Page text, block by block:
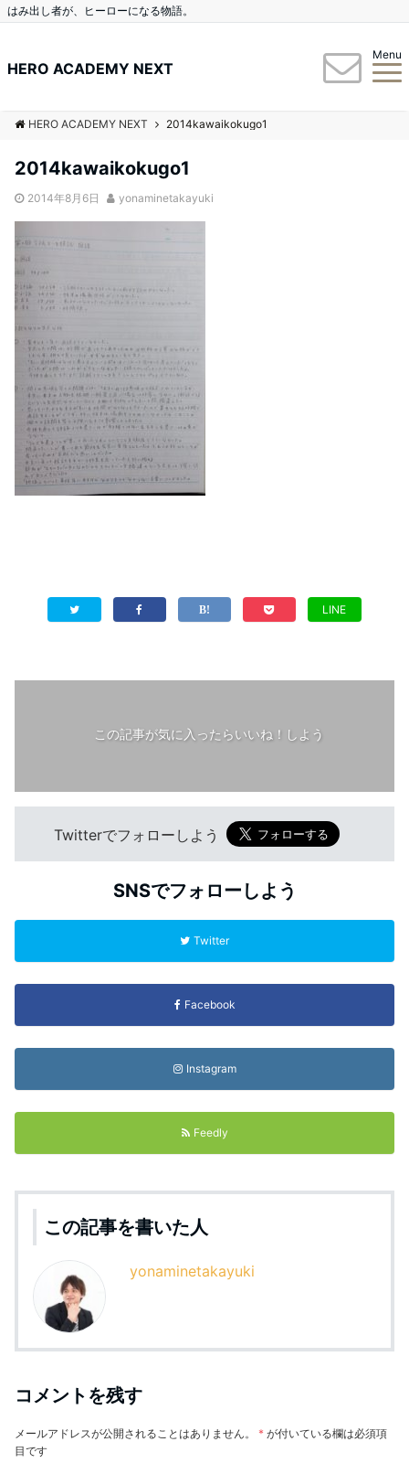
はみ出し者が、ヒーローになる物語。
HERO ACADEMY NEXT
Menu
HERO ACADEMY NEXT 2014kawaikokugo1
2014kawaikokugo1
2014年8月6日 yonaminetakayuki
LINE
この記事が気に入ったらいいね！しよう
Twitterでフォローしよう
SNSでフォローしよう
Twitter
Facebook
Instagram
Feedly
この記事を書いた人
yonaminetakayuki
コメントを残す
メールアドレスが公開されることはありません。 * が付いている欄は必須項
目です